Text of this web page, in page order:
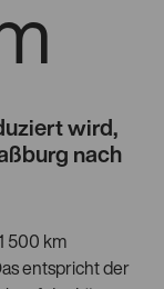
wird,
nach
500 km
entspricht der